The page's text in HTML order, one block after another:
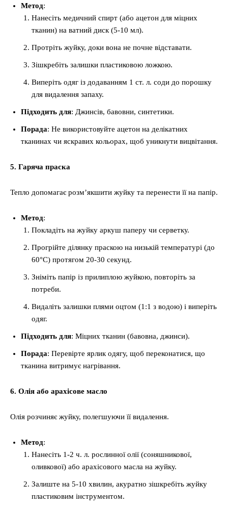
Метод:
Нанесіть медичний спирт (або ацетон для міцних
тканин) на ватний диск (5-10 мл).
Протріть жуйку, доки вона не почне відставати.
Зішкребіть залишки пластиковою ложкою.
Виперіть одяг із додаванням 1 ст. л. соди до порошку
для видалення запаху.
Підходить для: Джинсів, бавовни, синтетики.
Порада: Не використовуйте ацетон на делікатних
тканинах чи яскравих кольорах, щоб уникнути вицвітання.
5. Гаряча праска
Тепло допомагає розм’якшити жуйку та перенести її на папір.
Метод:
Покладіть на жуйку аркуш паперу чи серветку.
Прогрійте ділянку праскою на низькій температурі (до
60°C) протягом 20-30 секунд.
Зніміть папір із прилиплою жуйкою, повторіть за
потреби.
Видаліть залишки плями оцтом (1:1 з водою) і виперіть
одяг.
Підходить для: Міцних тканин (бавовна, джинси).
Порада: Перевірте ярлик одягу, щоб переконатися, що
тканина витримує нагрівання.
6. Олія або арахісове масло
Олія розчиняє жуйку, полегшуючи її видалення.
Метод:
Нанесіть 1-2 ч. л. рослинної олії (соняшникової,
оливкової) або арахісового масла на жуйку.
Залиште на 5-10 хвилин, акуратно зішкребіть жуйку
пластиковим інструментом.